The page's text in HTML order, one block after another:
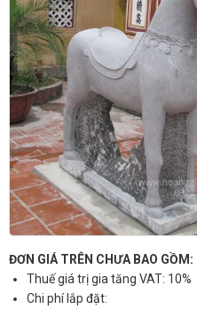
ĐƠN GIÁ TRÊN CHƯA BAO GỒM:
Thuế giá trị gia tăng VAT: 10%
Chi phí lắp đặt: